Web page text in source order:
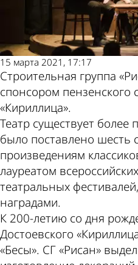
15 марта 2021, 17:17
Строительная группа
спонсором пензенского
«Кириллица».
Театр существует более
было поставлено шесть
произведениям
лауреатом
театральных
наградами.
К 200-летию со дня
Достоевского
«Бесы». СГ «Рисан»